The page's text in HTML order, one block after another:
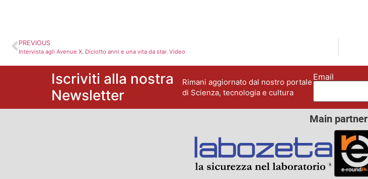
PREVIOUS
Intervista agli Avenue X. Diciotto anni e una vita da star. Video
Iscriviti alla nostra
Newsletter
Rimani aggiornato dal nostro portale
di Scienza, tecnologia e cultura
Email
Main partner